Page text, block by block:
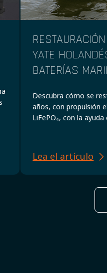
YATE
BATERÍAS
Descubra cómo se
años, con propulsión
LiFePO₄, con la ayuda
Lea el artículo